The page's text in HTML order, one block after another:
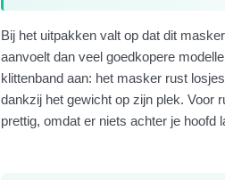
Bij het uitpakken valt op dat dit
aanvoelt dan veel goedkopere
klittenband aan: het masker rust
dankzij het gewicht op zijn plek. Voor
prettig, omdat er niets achter je hoofd